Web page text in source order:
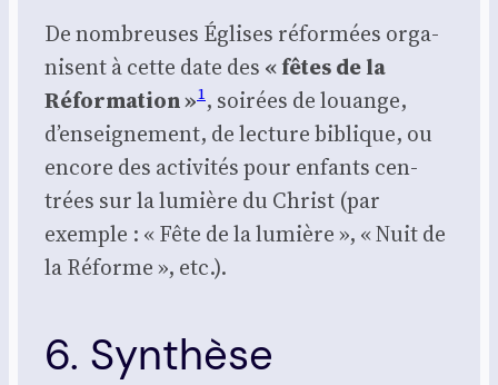
De nom­breuses Églises réfor­mées orga­
nisent à cette date des « fêtes de la
Réfor­ma­tion »1, soi­rées de louange,
d’enseignement, de lec­ture biblique, ou
encore des acti­vi­tés pour enfants cen­
trées sur la lumière du Christ (par
exemple : « Fête de la lumière », « Nuit de
la Réforme », etc.).
6. Synthèse